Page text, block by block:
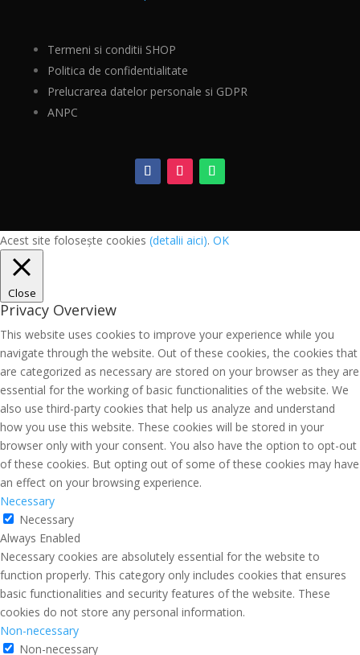
Termeni si conditii SHOP
Politica de confidentialitate
Prelucrarea datelor personale si GDPR
ANPC
Acest site folosește cookies (detalii aici). OK
Close
Privacy Overview
This website uses cookies to improve your experience while you
navigate through the website. Out of these cookies, the cookies that
are categorized as necessary are stored on your browser as they are
essential for the working of basic functionalities of the website. We
also use third-party cookies that help us analyze and understand
how you use this website. These cookies will be stored in your
browser only with your consent. You also have the option to opt-out
of these cookies. But opting out of some of these cookies may have
an effect on your browsing experience.
Necessary
Necessary
Always Enabled
Necessary cookies are absolutely essential for the website to
function properly. This category only includes cookies that ensures
basic functionalities and security features of the website. These
cookies do not store any personal information.
Non-necessary
Non-necessary